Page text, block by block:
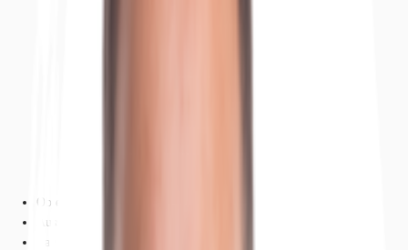
Objekt
Ausstattung
Lage und Verkehrsanbindung